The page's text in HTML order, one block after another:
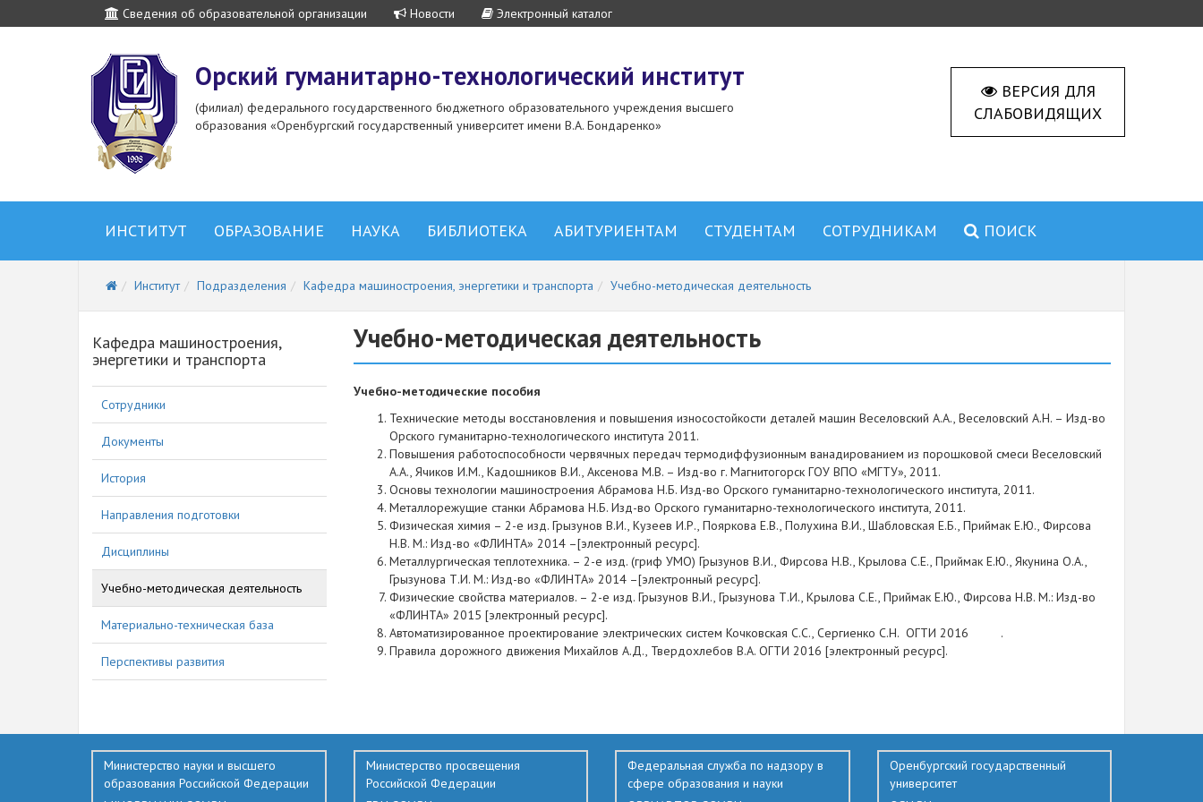
Сведения об образовательной организации Новости Электронный каталог
Орский гуманитарно-технологический институт
(филиал) федерального государственного бюджетного образовательного учреждения высшего
образования «Оренбургский государственный университет имени В.А. Бондаренко»
ВЕРСИЯ ДЛЯ
СЛАБОВИДЯЩИХ
ИНСТИТУТ ОБРАЗОВАНИЕ НАУКА БИБЛИОТЕКА АБИТУРИЕНТАМ СТУДЕНТАМ СОТРУДНИКАМ ПОИСК
Институт Подразделения Кафедра машиностроения, энергетики и транспорта Учебно-методическая деятельность
Кафедра машиностроения,
энергетики и транспорта
Сотрудники
Документы
История
Направления подготовки
Дисциплины
Учебно-методическая деятельность
Материально-техническая база
Перспективы развития
Учебно-методическая деятельность
Учебно-методические пособия
Технические методы восстановления и повышения износостойкости деталей машин Веселовский А.А., Веселовский А.Н. – Изд-во
Орского гуманитарно-технологического института 2011.
Повышения работоспособности червячных передач термодиффузионным ванадированием из порошковой смеси Веселовский
А.А., Ячиков И.М., Кадошников В.И., Аксенова М.В. – Изд-во г. Магнитогорск ГОУ ВПО «МГТУ», 2011.
Основы технологии машиностроения Абрамова Н.Б. Изд-во Орского гуманитарно-технологического института, 2011.
Металлорежущие станки Абрамова Н.Б. Изд-во Орского гуманитарно-технологического института, 2011.
Физическая химия – 2-е изд. Грызунов В.И., Кузеев И.Р., Пояркова Е.В., Полухина В.И., Шабловская Е.Б., Приймак Е.Ю., Фирсова
Н.В. М.: Изд-во «ФЛИНТА» 2014 –[электронный ресурс].
Металлургическая теплотехника. – 2-е изд. (гриф УМО) Грызунов В.И., Фирсова Н.В., Крылова С.Е., Приймак Е.Ю., Якунина О.А.,
Грызунова Т.И. М.: Изд-во «ФЛИНТА» 2014 –[электронный ресурс].
Физические свойства материалов. – 2-е изд. Грызунов В.И., Грызунова Т.И., Крылова С.Е., Приймак Е.Ю., Фирсова Н.В. М.: Изд-во
«ФЛИНТА» 2015 [электронный ресурс].
Автоматизированное проектирование электрических систем Кочковская С.С., Сергиенко С.Н. ОГТИ 2016 .
Правила дорожного движения Михайлов А.Д., Твердохлебов В.А. ОГТИ 2016 [электронный ресурс].
Министерство науки и высшего
образования Российской Федерации
Министерство просвещения
Российской Федерации
Федеральная служба по надзору в
сфере образования и науки
Оренбургский государственный
университет